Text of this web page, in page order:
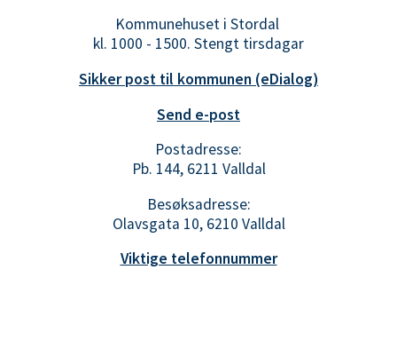
Kommunehuset i Stordal
kl. 1000 - 1500. Stengt tirsdagar
Sikker post til kommunen (eDialog)
Send e-post
Postadresse:
Pb. 144, 6211 Valldal
Besøksadresse:
Olavsgata 10, 6210 Valldal
Viktige telefonnummer